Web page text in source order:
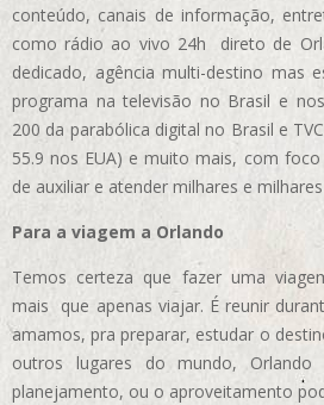
conteúdo, canais de informação,
como rádio ao vivo 24h direto de
dedicado, agência multi-destino mas
programa na televisão no Brasil e
200 da parabólica digital no Brasil e
55.9 nos EUA) e muito mais, com
de auxiliar e atender milhares e
Para a viagem a Orlando
Temos certeza que fazer uma
mais que apenas viajar. É reunir
amamos, pra preparar, estudar o
outros lugares do mundo,
planejamento, ou o aproveitamento